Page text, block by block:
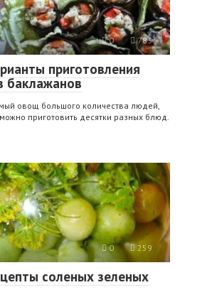
0 783
приготовления
баклажанов
овощ большого количества людей,
приготовить десятки разных блюд.
0 259
соленых зеленых